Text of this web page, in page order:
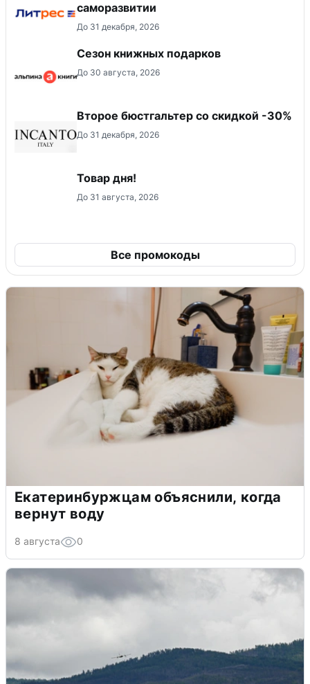
саморазвитии
До 31 декабря, 2026
Сезон книжных подарков
До 30 августа, 2026
Второе бюстгальтер со скидкой -30%
До 31 декабря, 2026
Товар дня!
До 31 августа, 2026
Все промокоды
Екатеринбуржцам объяснили, когда
вернут воду
8 августа 0